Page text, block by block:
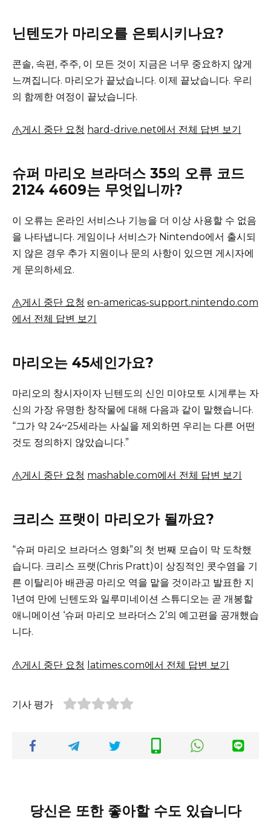
닌텐도가 마리오를 은퇴시키나요?
콘솔, 속편, 주주, 이 모든 것이 지금은 너무 중요하지 않게
느껴집니다. 마리오가 끝났습니다. 이제 끝났습니다. 우리
의 함께한 ​​여정이 끝났습니다.
게시 중단 요청 hard-drive.net에서 전체 답변 보기
슈퍼 마리오 브라더스 35의 오류 코드
2124 4609는 무엇입니까?
이 오류는 온라인 서비스나 기능을 더 이상 사용할 수 없음
을 나타냅니다. 게임이나 서비스가 Nintendo에서 출시되
지 않은 경우 추가 지원이나 문의 사항이 있으면 게시자에
게 문의하세요.
게시 중단 요청 en-americas-support.nintendo.com
에서 전체 답변 보기
마리오는 45세인가요?
마리오의 창시자이자 닌텐도의 신인 미야모토 시게루는 자
신의 가장 유명한 창작물에 대해 다음과 같이 말했습니다.
“그가 약 24~25세라는 사실을 제외하면 우리는 다른 어떤
것도 정의하지 않았습니다.”
게시 중단 요청 mashable.com에서 전체 답변 보기
크리스 프랫이 마리오가 될까요?
“슈퍼 마리오 브라더스 영화”의 첫 번째 모습이 막 도착했
습니다. 크리스 프랫(Chris Pratt)이 상징적인 콧수염을 기
른 ​​이탈리아 배관공 마리오 역을 맡을 것이라고 발표한 지
1년여 만에 닌텐도와 일루미네이션 스튜디오는 곧 개봉할
애니메이션 ‘슈퍼 마리오 브라더스 2’의 예고편을 공개했습
니다.
게시 중단 요청 latimes.com에서 전체 답변 보기
기사 평가
당신은 또한 좋아할 수도 있습니다